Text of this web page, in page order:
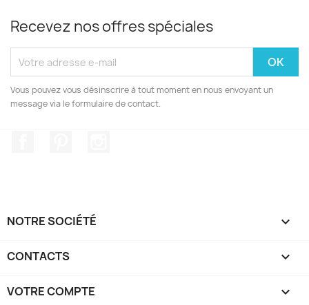
Recevez nos offres spéciales
Vous pouvez vous désinscrire à tout moment en nous envoyant un
message via le formulaire de contact.
NOTRE SOCIÉTÉ 
CONTACTS 
VOTRE COMPTE 